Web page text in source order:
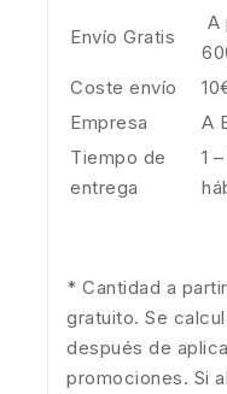
Envío Gratis
A
Coste envío
Empresa
A
Tiempo de
entrega
1
* Cantidad a
gratuito. Se
después de
promociones. Si